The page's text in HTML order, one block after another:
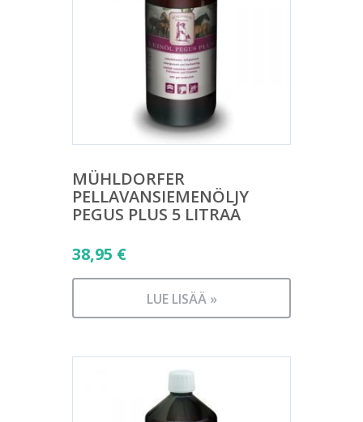
MÜHLDORFER
PELLAVANSIEMENÖLJY
PEGUS PLUS 5 LITRAA
38,95 €
LUE LISÄÄ »